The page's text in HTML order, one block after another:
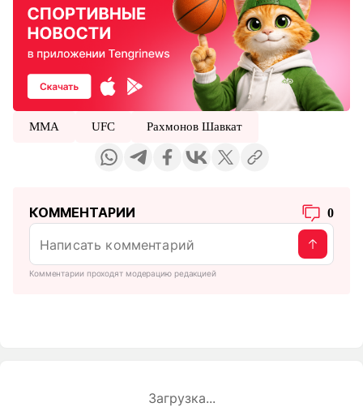
MMA UFC Рахмонов Шавкат
КОММЕНТАРИИ 0
Комментарии проходят модерацию редакцией
Загрузка...